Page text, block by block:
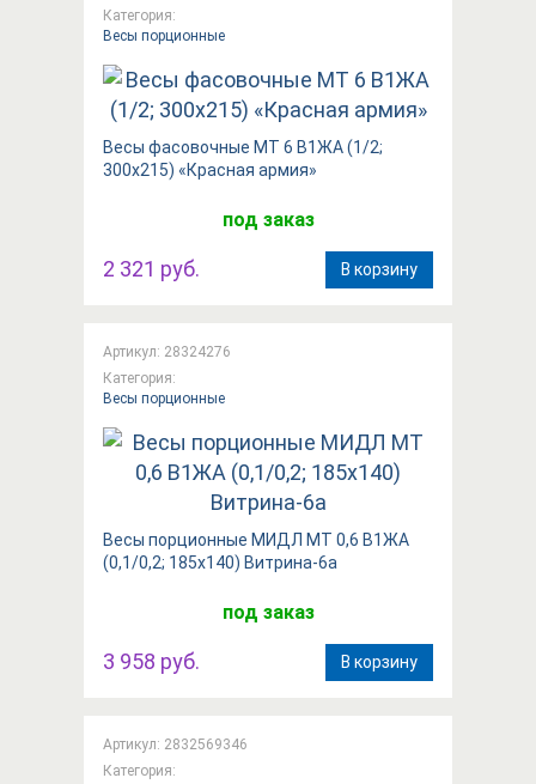
Категория:
Весы порционные
Весы фасовочные МТ 6 В1ЖА (1/2;
300x215) «Красная армия»
под заказ
2 321 руб. В корзину
Артикул: 28324276
Категория:
Весы порционные
Весы порционные МИДЛ МТ 0,6 В1ЖА
(0,1/0,2; 185x140) Витрина-6а
под заказ
3 958 руб. В корзину
Артикул: 2832569346
Категория: